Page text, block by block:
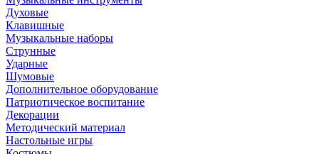
Духовые
Клавишные
Музыкальные наборы
Струнные
Ударные
Шумовые
Дополнительное оборудование
Патриотическое воспитание
Декорации
Методический материал
Настольные игры